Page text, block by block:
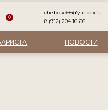
Написать нам
204 16 66